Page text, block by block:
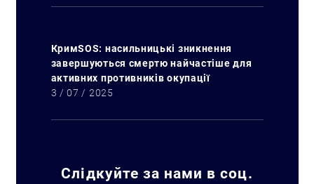
КримSOS: насильницькі зникнення
завершуються смертю найчастіше для
активних противників окупації
3 / 07 / 2025
Слідкуйте за нами в соц.